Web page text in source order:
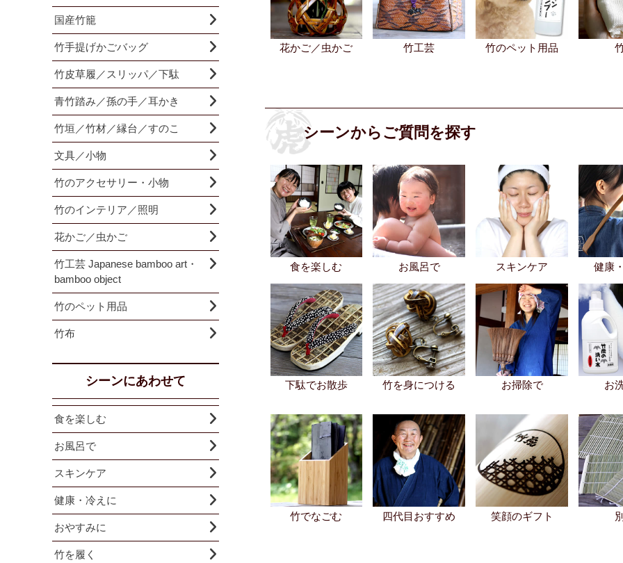
花かご／虫かご 竹工芸 竹のペット用品
シーンからご質問を探す
食を楽しむ お風呂で スキンケア 健康
下駄でお散歩 竹を身につける お掃除で お
竹でなごむ 四代目おすすめ 笑顔のギフト
国産竹籠
竹手提げかごバッグ
竹皮草履／スリッパ／下駄
青竹踏み／孫の手／耳かき
竹垣／竹材／縁台／すのこ
文具／小物
竹のアクセサリー・小物
竹のインテリア／照明
花かご／虫かご
竹工芸 Japanese bamboo art・
bamboo object
竹のペット用品
竹布
シーンにあわせて
食を楽しむ
お風呂で
スキンケア
健康・冷えに
おやすみに
竹を履く